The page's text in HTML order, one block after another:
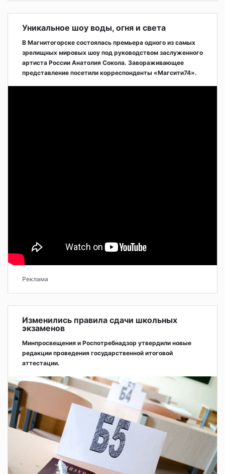
Уникальное шоу воды, огня и света
В Магнитогорске состоялась премьера одного из самых
зрелищных мировых шоу под руководством заслуженного
артиста России Анатолия Сокола. Завораживающее
представление посетили корреспонденты «Магсити74».
Реклама
Изменились правила сдачи школьных
экзаменов
Минпросвещения и Роспотребнадзор утвердили новые
редакции проведения государственной итоговой
аттестации.